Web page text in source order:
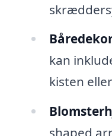
kan
kisten
shaped